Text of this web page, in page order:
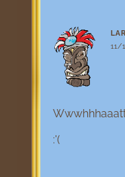
11/
:'(